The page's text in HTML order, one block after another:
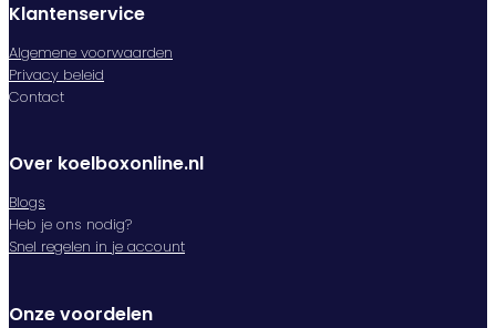
Klantenservice
Algemene voorwaarden
Privacy beleid
Contact
Over koelboxonline.nl
Blogs
Heb je ons nodig?
Snel regelen in je account
Onze voordelen